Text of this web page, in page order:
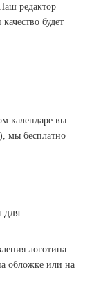
редактор
будет
календаре вы
мы бесплатно
для
логотипа.
обложке или на